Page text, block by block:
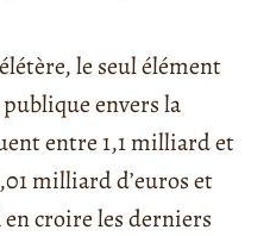
le seul élément
envers la
entre 1,1 milliard et
milliard d’euros et
croire les derniers